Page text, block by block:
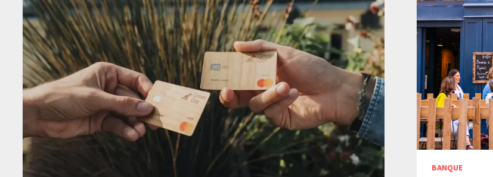
BANQUE